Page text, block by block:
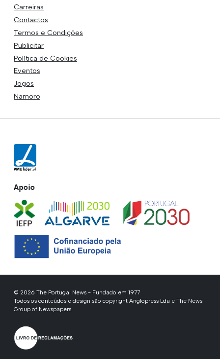
Carreiras
Contactos
Termos e Condições
Publicitar
Política de Cookies
Eventos
Jogos
Namoro
Apoio
© 2026 The Portugal News - Fundado em 1977
Todos os conteúdos e design são copyright Anglopress Lda e The News
Group of Newspapers